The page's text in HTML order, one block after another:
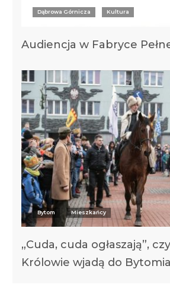
Dąbrowa Górnicza Kultura
Audiencja w Fabryce
Bytom Mieszkańcy
„Cuda, cuda ogłaszają”,
Królowie wjadą do Bytomia